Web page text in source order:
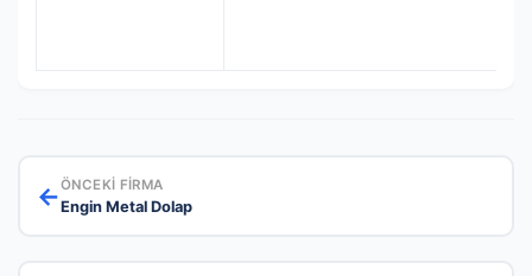
←ÖNCEKI FIRMA
Engin Metal Dolap